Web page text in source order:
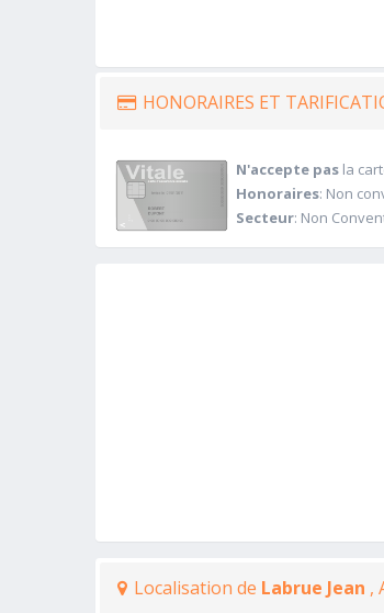
HONORAIRES ET
N'accepte pasla
Honoraires: Non
Secteur: Non
Localisation de Labrue Jean ,